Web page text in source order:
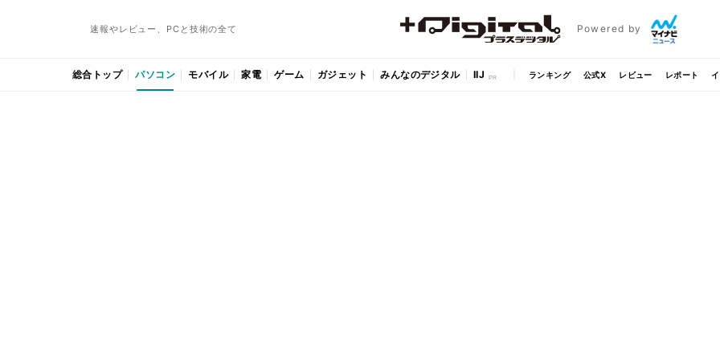
速報やレビュー、PCと技術の全て Powered by
総合トップ パソコン モバイル 家電 ゲーム ガジェット みんなのデジタル IIJ ランキング 公式X レビュー レポート